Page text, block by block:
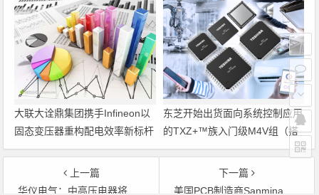
大联大诠鼎集团携手Infineon以
固态变压器重构配电效率新标杆
东芝开始出货面向系统控制应用
的TXZ+™族入门级M4V组（搭
载Arm Cortex‑M4内核的标准微
控制器）工程样品
上一篇
华仪电气：中高压电器将与风电设备齐飞
下一篇
美国PCB制造商Sanmina将关闭德国Karlsruhe厂